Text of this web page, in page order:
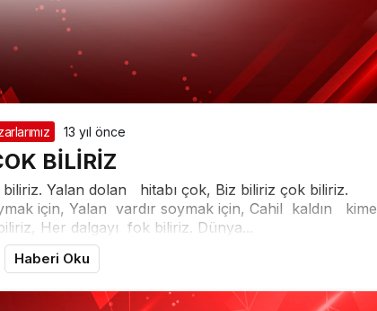
13 yıl önce
BİLİRİZ
Yalan dolan hitabı çok, Biz biliriz çok biliriz.
için, Yalan vardır soymak için, Cahil kaldın kime
Her dalgayı fok biliriz. Dünya...
Haberi Oku